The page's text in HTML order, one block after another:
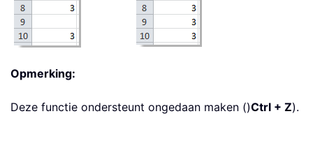
Opmerking:
Deze functie ondersteunt ongedaan maken ()Ctrl + Z).